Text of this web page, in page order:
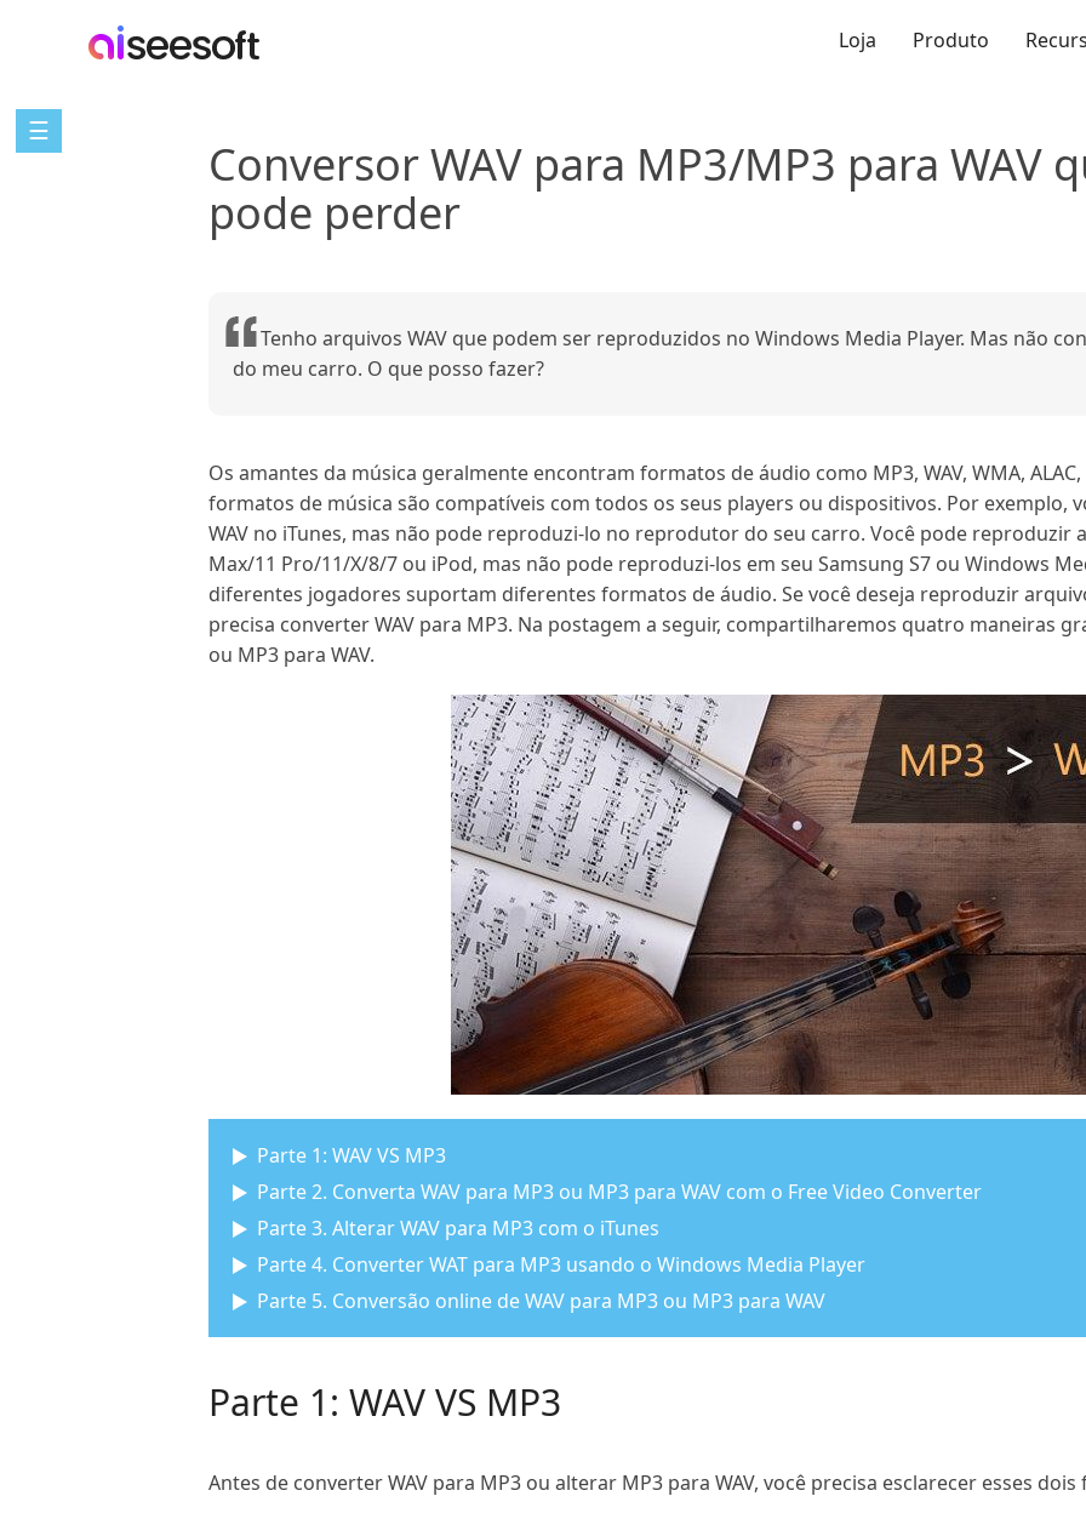
Loja Produto
☰
Conversor WAV para MP3/MP3 para WAV
pode perder
Tenho arquivos WAV que podem ser reproduzidos no Windows Media Player. Mas não
do meu carro. O que posso fazer?
Os amantes da música geralmente encontram formatos de áudio como MP3, WAV, WMA,
formatos de música são compatíveis com todos os seus players ou dispositivos. Por exemplo,
WAV no iTunes, mas não pode reproduzi-lo no reprodutor do seu carro. Você pode reproduzir
Max/11 Pro/11/X/8/7 ou iPod, mas não pode reproduzi-los em seu Samsung S7 ou Windows
diferentes jogadores suportam diferentes formatos de áudio. Se você deseja reproduzir
precisa converter WAV para MP3. Na postagem a seguir, compartilharemos quatro maneiras
ou MP3 para WAV.
Parte 1: WAV VS MP3
Parte 2. Converta WAV para MP3 ou MP3 para WAV com o Free Video Converter
Parte 3. Alterar WAV para MP3 com o iTunes
Parte 4. Converter WAT para MP3 usando o Windows Media Player
Parte 5. Conversão online de WAV para MP3 ou MP3 para WAV
Parte 1: WAV VS MP3
Antes de converter WAV para MP3 ou alterar MP3 para WAV, você precisa esclarecer esses